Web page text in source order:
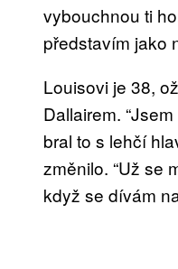
vybouchnou ti
představím jako
Louisovi je 38,
Dallairem.
bral to s lehčí
změnilo. “Už se
když se dívám